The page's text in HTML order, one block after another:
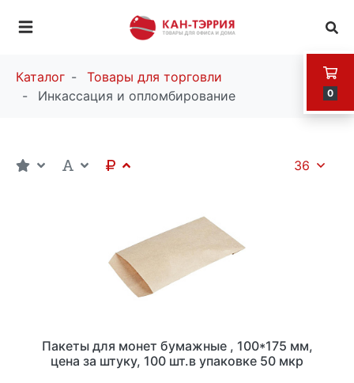
0
Каталог
Товары для торговли
Инкассация и опломбирование
36
Пакеты для монет бумажные , 100*175 мм,
цена за штуку, 100 шт.в упаковке 50 мкр